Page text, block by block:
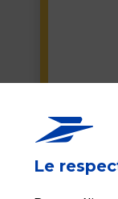
Le